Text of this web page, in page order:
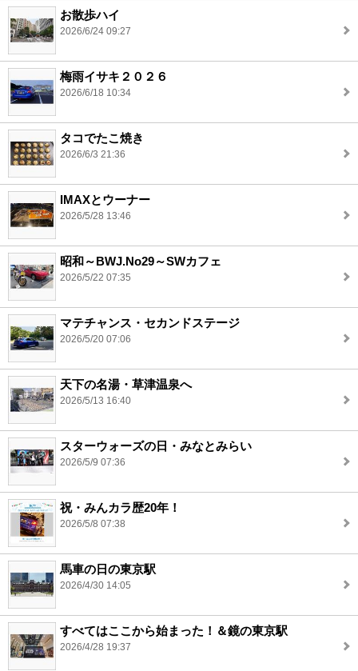
お散歩ハイ
2026/6/24 09:27
梅雨イサキ２０２６
2026/6/18 10:34
タコでたこ焼き
2026/6/3 21:36
IMAXとウーナー
2026/5/28 13:46
昭和～BWJ.No29～SWカフェ
2026/5/22 07:35
マテチャンス・セカンドステージ
2026/5/20 07:06
天下の名湯・草津温泉へ
2026/5/13 16:40
スターウォーズの日・みなとみらい
2026/5/9 07:36
祝・みんカラ歴20年！
2026/5/8 07:38
馬車の日の東京駅
2026/4/30 14:05
すべてはここから始まった！＆鏡の東京駅
2026/4/28 19:37